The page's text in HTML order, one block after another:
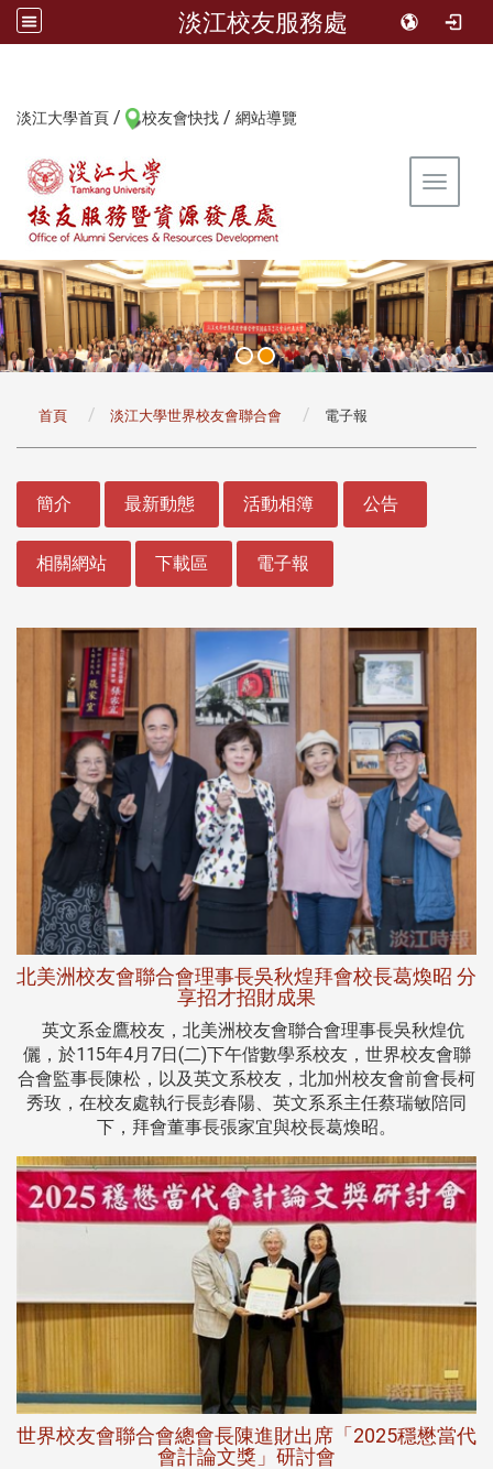
淡江校友服務處
淡江大學首頁 / 校友會快找 / 網站導覽
Toggle
首頁 淡江大學世界校友會聯合會 電子報
簡介 最新動態 活動相簿 公告
相關網站 下載區 電子報
北美洲校友會聯合會理事長吳秋煌拜會校長葛煥昭 分
享招才招財成果
英文系金鷹校友，北美洲校友會聯合會理事長吳秋煌伉
儷，於115年4月7日(二)下午偕數學系校友，世界校友會聯
合會監事長陳松，以及英文系校友，北加州校友會前會長柯
秀玫，在校友處執行長彭春陽、英文系系主任蔡瑞敏陪同
下，拜會董事長張家宜與校長葛煥昭。
世界校友會聯合會總會長陳進財出席「2025穩懋當代
會計論文獎」研討會